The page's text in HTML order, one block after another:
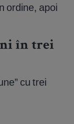
ordine, apoi
în trei
cu trei